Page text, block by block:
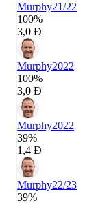
Murphy21/22
100%
3,0 Đ
Murphy2022
100%
3,0 Đ
Murphy2022
39%
1,4 Đ
Murphy22/23
39%